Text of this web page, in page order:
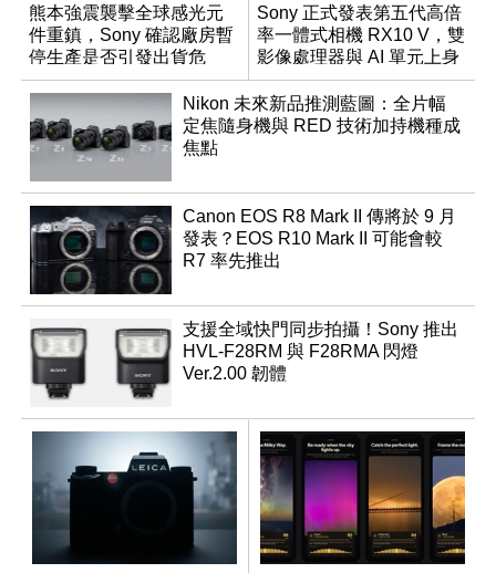
熊本強震襲擊全球感光元
件重鎮，Sony 確認廠房暫
停生產是否引發出貨危
機？
Sony 正式發表第五代高倍
率一體式相機 RX10 V，雙
影像處理器與 AI 單元上身
Nikon 未來新品推測藍圖：全片幅
定焦隨身機與 RED 技術加持機種成
焦點
Canon EOS R8 Mark II 傳將於 9 月
發表？EOS R10 Mark II 可能會較
R7 率先推出
支援全域快門同步拍攝！Sony 推出
HVL-F28RM 與 F28RMA 閃燈
Ver.2.00 韌體